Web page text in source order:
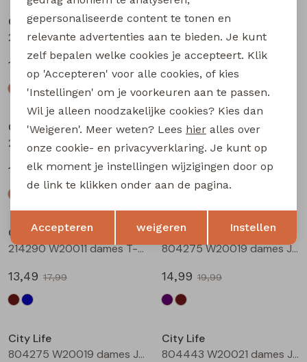
City Life
214289 W20030 dames T-shirt km Bruin donker
14,99
City Life
14,99
City Life
214289 W20030 dames T-shirt km Petrol
14,99
19,99
City Life
13,49 17,99
City Life
214290 W20011 dames T-shirt km Marine
13,49 17,99
City Life
804275 W20019 dames Jurk Aubergine
14,99 19,99
City Life
804275 W20019 dames Jurk Bruin
City Life
804443 W20021 dames Jurk Marine
Terug Opslaan
gepersonaliseerde content te tonen en
relevante advertenties aan te bieden. Je kunt
zelf bepalen welke cookies je accepteert. Klik
op 'Accepteren' voor alle cookies, of kies
'Instellingen' om je voorkeuren aan te passen.
Wil je alleen noodzakelijke cookies? Kies dan
'Weigeren'. Meer weten? Lees hier alles over
onze cookie- en privacyverklaring. Je kunt op
elk moment je instellingen wijzigingen door op
de link te klikken onder aan de pagina.
Accepteren weigeren Instellen